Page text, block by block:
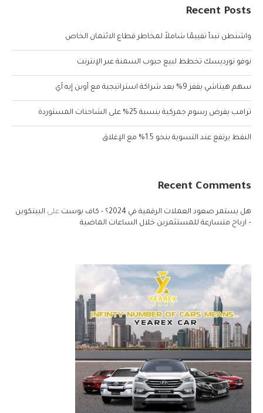
Recent Posts
واشنطن تبدأ تقييمًا شاملاً لمخاطر قطاع الائتمان الخاص
نوفو نورديسك تخطط لبيع حبوب السمنة عبر الإنترنت
سهم هيتاشي يقفز 9% بعد شراكة استراتيجية مع أوبن إيه آي
ترامب يفرض رسوم جمركية بنسبة 25% على الشاحنات المستوردة
النفط يرتفع عند التسوية بنحو 1.5% مع الإغلاق
Recent Comments
هل يستمر صعود العملات الرقمية في 2024؟ - كاف بوست على البيتكوين
– ارباح متسارعة للمستثمرين خلال الساعات الماضية